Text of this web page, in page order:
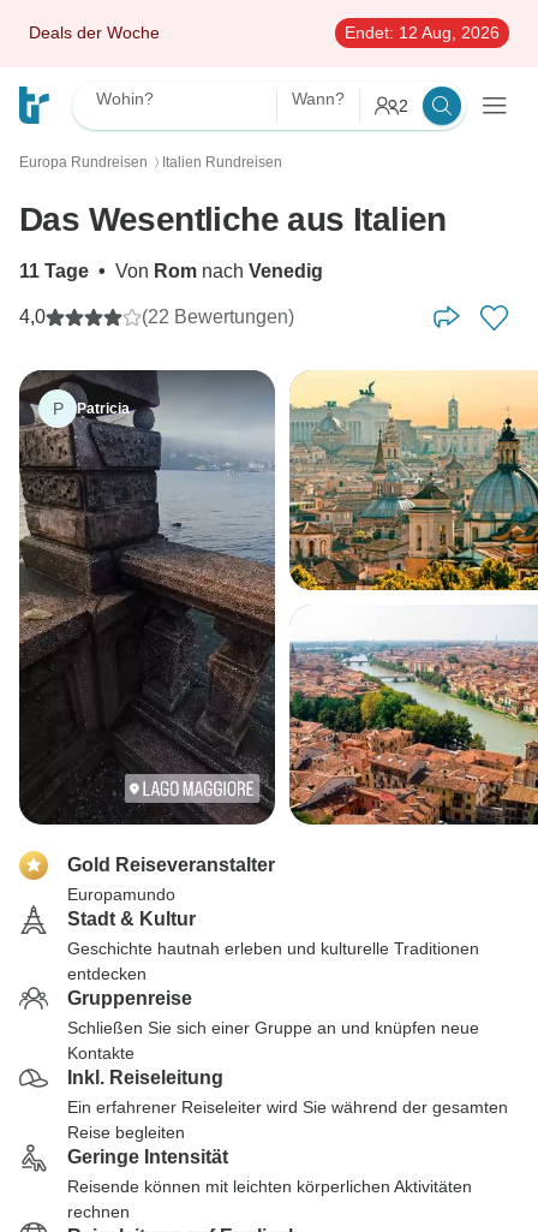
Deals der Woche Endet: 12 Aug, 2026
Wohin? Wann? 2
Europa Rundreisen 〉 Italien Rundreisen
Das Wesentliche aus Italien
11 Tage • Von Rom nach Venedig
4,0 (22 Bewertungen)
P Patricia
Gold Reiseveranstalter
Europamundo
Stadt & Kultur
Geschichte hautnah erleben und kulturelle Traditionen
entdecken
Gruppenreise
Schließen Sie sich einer Gruppe an und knüpfen neue
Kontakte
Inkl. Reiseleitung
Ein erfahrener Reiseleiter wird Sie während der gesamten
Reise begleiten
Geringe Intensität
Reisende können mit leichten körperlichen Aktivitäten
rechnen